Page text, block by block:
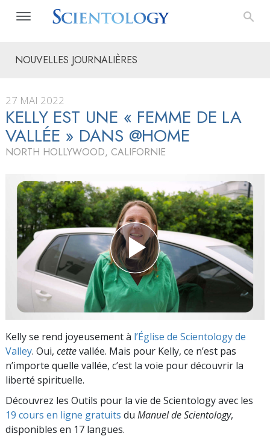
NOUVELLES JOURNALIÈRES
27 MAI 2022
KELLY EST UNE « FEMME DE LA
VALLÉE » DANS @HOME
NORTH HOLLYWOOD, CALIFORNIE
Kelly se rend joyeusement à l’Église de Scientology de
Valley. Oui, cettevallée. Mais pour Kelly, ce n’est pas
n’importe quelle vallée, c’est la voie pour découvrir la
liberté spirituelle.
Découvrez les Outils pour la vie de Scientology avec les
19 cours en ligne gratuits du Manuel de Scientology,
disponibles en 17 langues.